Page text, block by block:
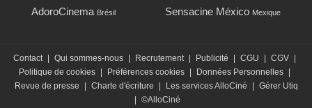
AdoroCinema Brésil Sensacine México Mexique
Contact Qui sommes-nous Recrutement Publicité CGU CGV
Politique de cookies
Préférences cookies Données Personnelles
Revue de presse
Charte d'écriture Les services AlloCiné
Gérer Utiq
©AlloCiné